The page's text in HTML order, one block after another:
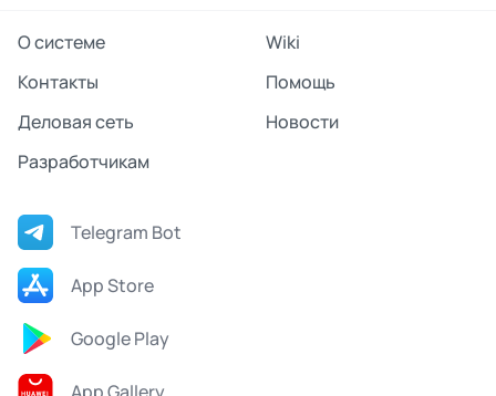
О системе
Wiki
Контакты
Помощь
Деловая сеть
Новости
Разработчикам
Telegram Bot
App Store
Google Play